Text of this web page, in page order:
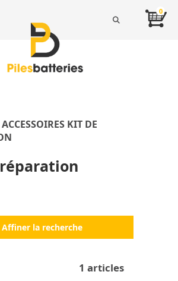
0
ACCESSOIRES KIT DE
Affiner la recherche
1 articles